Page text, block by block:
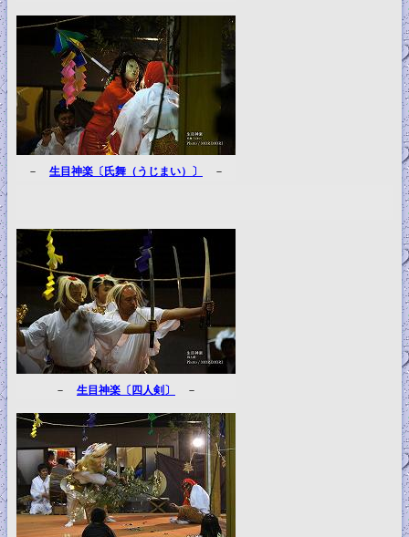
－ 生目神楽〔氏舞（うじまい）〕 －
－ 生目神楽〔四人剣〕 －